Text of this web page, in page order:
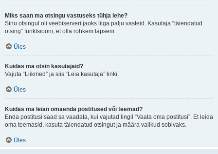
Miks saan ma otsingu vastuseks tühja lehe?
Sinu otsingul oli veebiserveri jaoks liiga palju vasteid. Kasutaja “täiendatud
otsing” funktsiooni, et olla rohkem täpsem.
Üles
Kuidas ma otsin kasutajaid?
Vajuta “Liikmed” ja siis “Leia kasutaja” linki.
Üles
Kuidas ma leian omaenda postitused või teemad?
Enda postitusi saad sa vaadata, kui vajutad lingil “Vaata oma postitusi”. Et leida
oma teemasid, kasuta täiendatud otsingut ja määra valikud sobivaks.
Üles